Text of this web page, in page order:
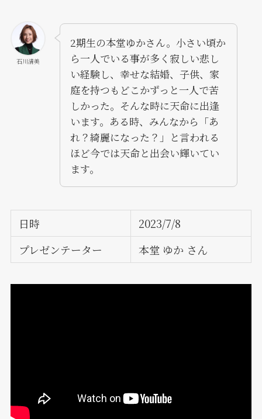
石川清美
2期生の本堂ゆかさん。小さい頃か
ら一人でいる事が多く寂しい悲し
い経験し、幸せな結婚、子供、家
庭を持つもどこかずっと一人で苦
しかった。そんな時に天命に出逢
います。ある時、みんなから「あ
れ？綺麗になった？」と言われる
ほど今では天命と出会い輝いてい
ます。
日時
2023/7/8
プレゼンテーター
本堂 ゆか さん